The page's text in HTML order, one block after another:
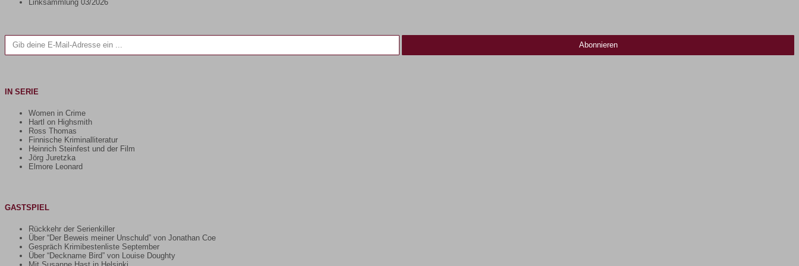
Linksammlung 03/2026
Gib deine E-Mail-Adresse ein ...
Abonnieren
IN SERIE
Women in Crime
Hartl on Highsmith
Ross Thomas
Finnische Kriminalliteratur
Heinrich Steinfest und der Film
Jörg Juretzka
Elmore Leonard
GASTSPIEL
Rückkehr der Serienkiller
Über “Der Beweis meiner Unschuld” von Jonathan Coe
Gespräch Krimibestenliste September
Über “Deckname Bird” von Louise Doughty